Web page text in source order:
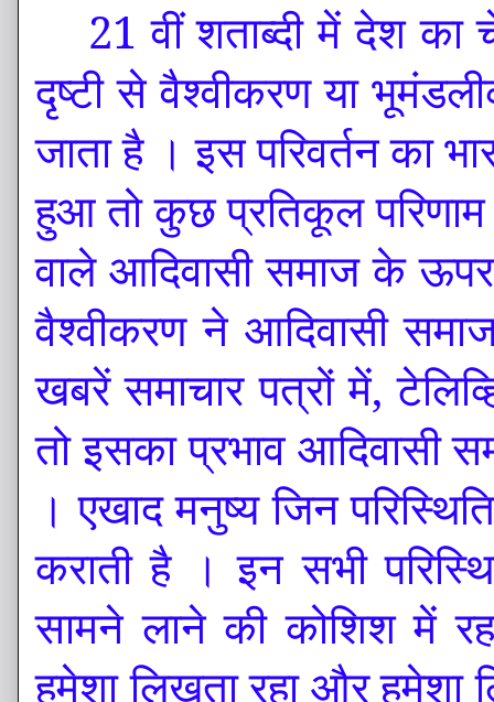
21 वीं शताब्दी में देश का
दृष्टी से वैश्वीकरण या
जाता है । इस परिवर्तन का
हुआ तो कुछ प्रतिकूल
वाले आदिवासी समाज के
वैश्वीकरण ने आदिवासी
खबरें समाचार पत्रों में,
तो इसका प्रभाव आदिवासी
। एखाद मनुष्य जिन
कराती है । इन सभी
सामने लाने की कोशिश में
हमेशा लिखता रहा और हमेशा